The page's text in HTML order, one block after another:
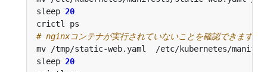
sleep 20
# nginxコンテナが実行されていないことを確認できます
sleep 20